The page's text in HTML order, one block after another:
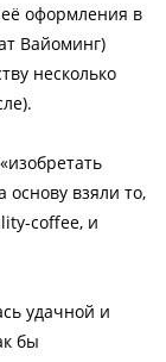
оформления в
Вайоминг)
несколько
основу взяли то,
coffee, и
удачной и
бы